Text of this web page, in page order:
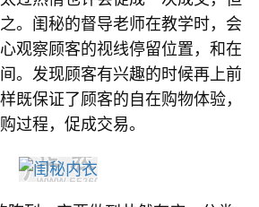
。闺秘的督导老师在教学时，会
观察顾客的视线停留位置，和在
。发现顾客有兴趣的时候再上前
既保证了顾客的自在购物体验，
过程，促成交易。